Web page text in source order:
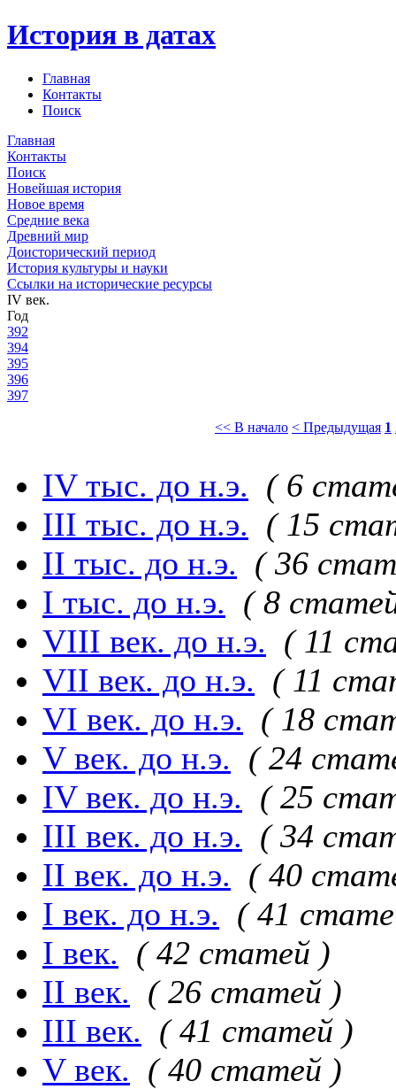
История в датах
Главная
Контакты
Поиск
Главная
Контакты
Поиск
Новейшая история
Новое время
Средние века
Древний мир
Доисторический период
История культуры и науки
Ссылки на исторические ресурсы
IV век.
Год
392
394
395
396
397
<< В начало < Предыдущая 1
IV тыс. до н.э. ( 6
III тыс. до н.э. ( 15
II тыс. до н.э. ( 36
I тыс. до н.э. ( 8
VIII век. до н.э. ( 11
VII век. до н.э. ( 11
VI век. до н.э. ( 18
V век. до н.э. ( 24
IV век. до н.э. ( 25
III век. до н.э. ( 34
II век. до н.э. ( 40
I век. до н.э. ( 41
I век. ( 42 статей )
II век. ( 26 статей )
III век. ( 41 статей )
V век. ( 40 статей )